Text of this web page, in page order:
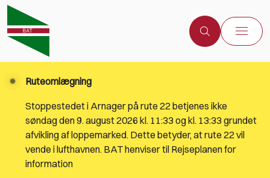
Ruteomlægning
Stoppestedet i Arnager på rute 22 betjenes ikke
søndag den 9. august 2026 kl. 11:33 og kl. 13:33 grundet
afvikling af loppemarked. Dette betyder, at rute 22 vil
vende i lufthavnen. BAT henviser til Rejseplanen for
information